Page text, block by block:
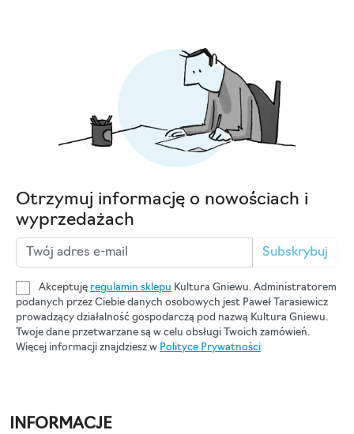
Otrzymuj informację o nowościach i
wyprzedażach
Subskrybuj
Akceptuję regulamin sklepu Kultura Gniewu. Administratorem
podanych przez Ciebie danych osobowych jest Paweł Tarasiewicz
prowadzący działalność gospodarczą pod nazwą Kultura Gniewu.
Twoje dane przetwarzane są w celu obsługi Twoich zamówień.
Więcej informacji znajdziesz w Polityce Prywatności
INFORMACJE